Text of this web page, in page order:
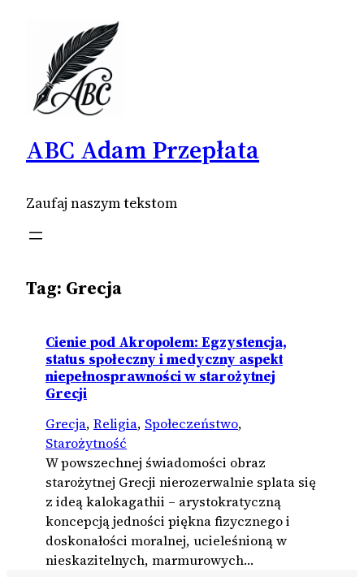
ABC Adam Przepłata
Zaufaj naszym tekstom
Tag: Grecja
Cienie pod Akropolem: Egzystencja,
status społeczny i medyczny aspekt
niepełnosprawności w starożytnej
Grecji
Grecja, Religia, Społeczeństwo
Starożytność
W powszechnej świadomości obraz
starożytnej Grecji nierozerwalnie splata się
z ideą kalokagathii – arystokratyczną
koncepcją jedności piękna fizycznego i
doskonałości moralnej, ucieleśnioną w
nieskazitelnych, marmurowych…